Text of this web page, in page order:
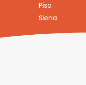
Pisa
Siena